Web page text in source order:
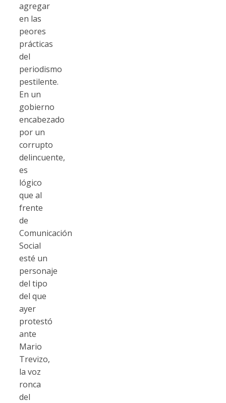
agregar
en las
peores
prácticas
del
periodismo
pestilente.
En un
gobierno
encabezado
por un
corrupto
delincuente,
es
lógico
que al
frente
de
Comunicación
Social
esté un
personaje
del tipo
del que
ayer
protestó
ante
Mario
Trevizo,
la voz
ronca
del